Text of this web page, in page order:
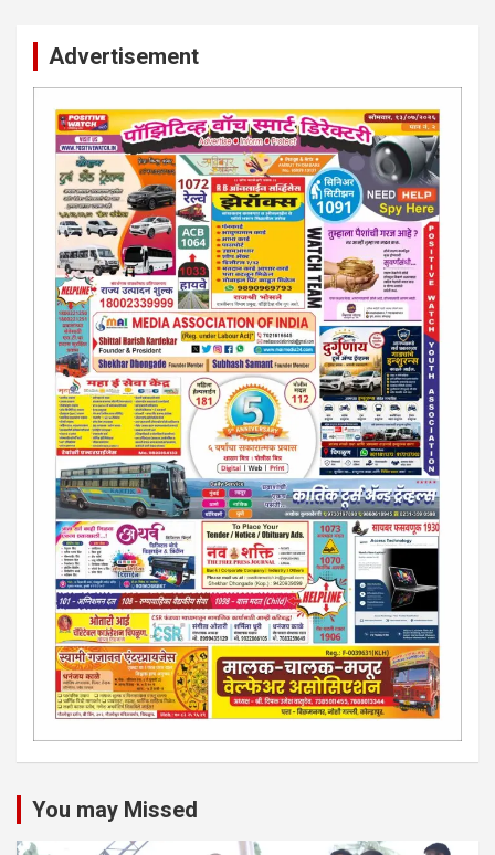
Advertisement
You may Missed